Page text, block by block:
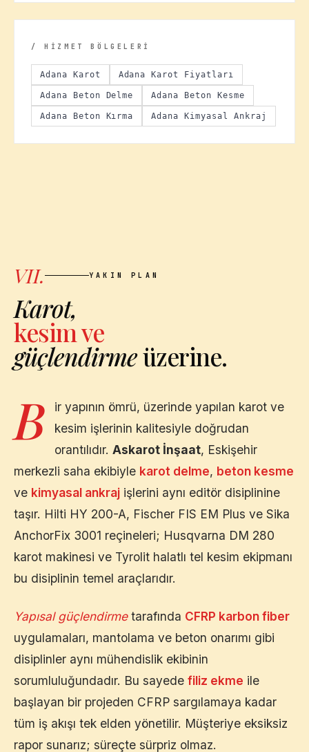
/ HİZMET BÖLGELERİ
Adana Karot Adana Karot Fiyatları
Adana Beton Delme Adana Beton Kesme
Adana Beton Kırma Adana Kimyasal Ankraj
VII. YAKIN PLAN
Karot,
kesim ve
güçlendirmeüzerine.
B
ir yapının ömrü, üzerinde yapılan karot ve
kesim işlerinin kalitesiyle doğrudan
orantılıdır. Askarot İnşaat, Eskişehir
merkezli saha ekibiyle karot delme, beton kesme
ve kimyasal ankraj işlerini aynı editör disiplinine
taşır. Hilti HY 200-A, Fischer FIS EM Plus ve Sika
AnchorFix 3001 reçineleri; Husqvarna DM 280
karot makinesi ve Tyrolit halatlı tel kesim ekipmanı
bu disiplinin temel araçlarıdır.
Yapısal güçlendirmetarafında CFRP karbon fiber
uygulamaları, mantolama ve beton onarımı gibi
disiplinler aynı mühendislik ekibinin
sorumluluğundadır. Bu sayede filiz ekme ile
başlayan bir projeden CFRP sargılamaya kadar
tüm iş akışı tek elden yönetilir. Müşteriye eksiksiz
rapor sunarız; süreçte sürpriz olmaz.